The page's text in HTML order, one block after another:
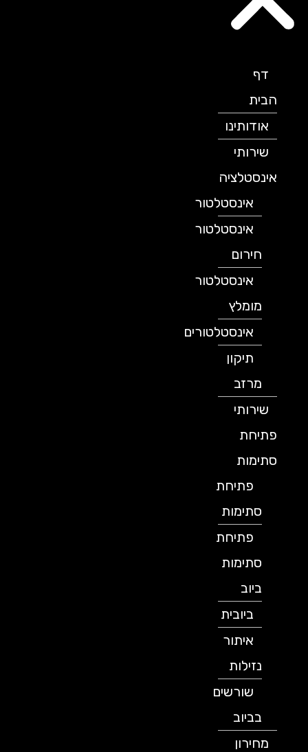
הבית
אודותינו
שירותי
אינסטלציה
אינסטלטור
אינסטלטור
חירום
אינסטלטור
מומלץ
אינסטלטורים
תיקון
מרזב
שירותי
פתיחת
סתימות
פתיחת
סתימות
פתיחת
סתימות
ביובית
איתור
נזילות
שורשים
בביוב
מחירון